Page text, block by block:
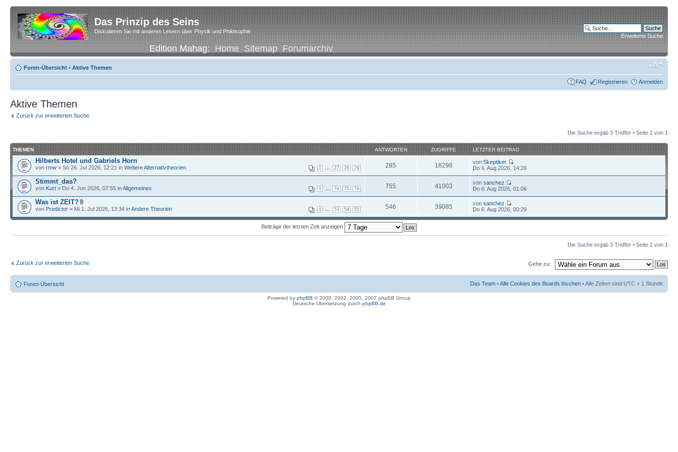
Das Prinzip des Seins
Diskutieren Sie mit anderen Lesern über Physik und Philosophie
Edition Mahag:Home Sitemap Forumarchiv
Erweiterte Suche
Foren-Übersicht • Aktive Themen
FAQ Registrieren Anmelden
Aktive Themen
Zurück zur erweiterten Suche
Die Suche ergab 3 Treffer • Seite 1 von 1
THEMEN ANTWORTEN ZUGRIFFE LETZTER BEITRAG
Hilberts Hotel und Gabriels Horn
1 27 28 29
von rmw » So 26. Jul 2026, 12:21 in Weitere Alternativtheorien 285 18298 vonSkeptiker
Do 6. Aug 2026, 14:26
Stimmt_das?
1 74 75 76
von Kurt » Do 4. Jun 2026, 07:55 inAllgemeines 755 41003 vonsanchez
Do 6. Aug 2026, 01:06
Was ist ZEIT?
1 53 54 55
von Predictor » Mi 1. Jul 2026, 13:34 inAndere Theorien 546 39085 vonsanchez
Do 6. Aug 2026, 00:29
Beiträge der letzten Zeit anzeigen
Die Suche ergab 3 Treffer • Seite 1 von 1
Zurück zur erweiterten Suche Gehe zu:
Foren-Übersicht Das Team •Alle Cookies des Boards löschen • Alle Zeiten sind UTC + 1 Stunde
Powered by phpBB © 2000, 2002, 2005, 2007 phpBB Group
Deutsche Übersetzung durch phpBB.de